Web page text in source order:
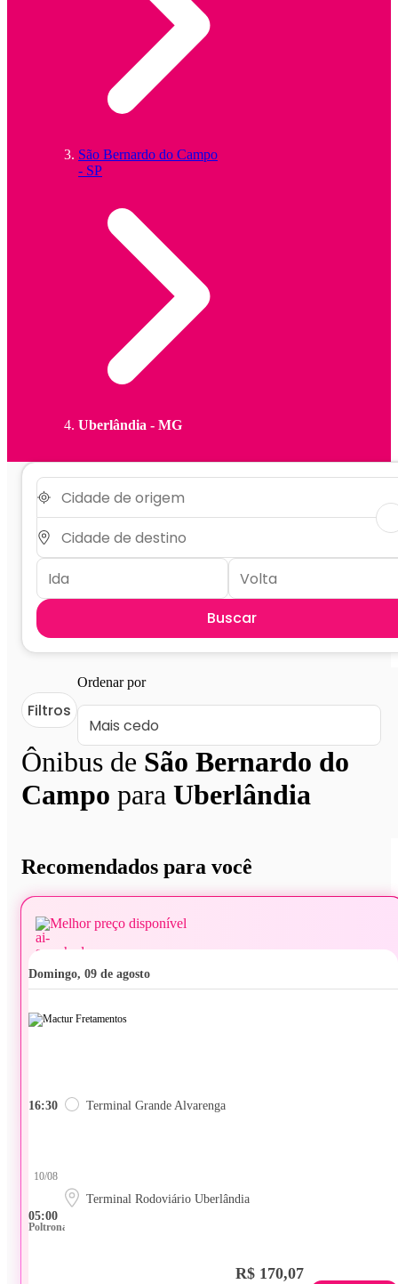
São Bernardo do Campo
- SP
Uberlândia - MG
Buscar
Ônibus de São Bernardo do
Campo para Uberlândia
Filtros
Ordenar por
Recomendados para você
Melhor preço disponível
domingo, 09 de agosto
16:30 Terminal Grande Alvarenga
05:00
10/08
Terminal Rodoviário Uberlândia
Poltrona
R$ 170,07